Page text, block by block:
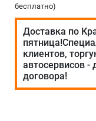
бесплатно)
Доставка по
клиентов,
автосервисов -
договора!